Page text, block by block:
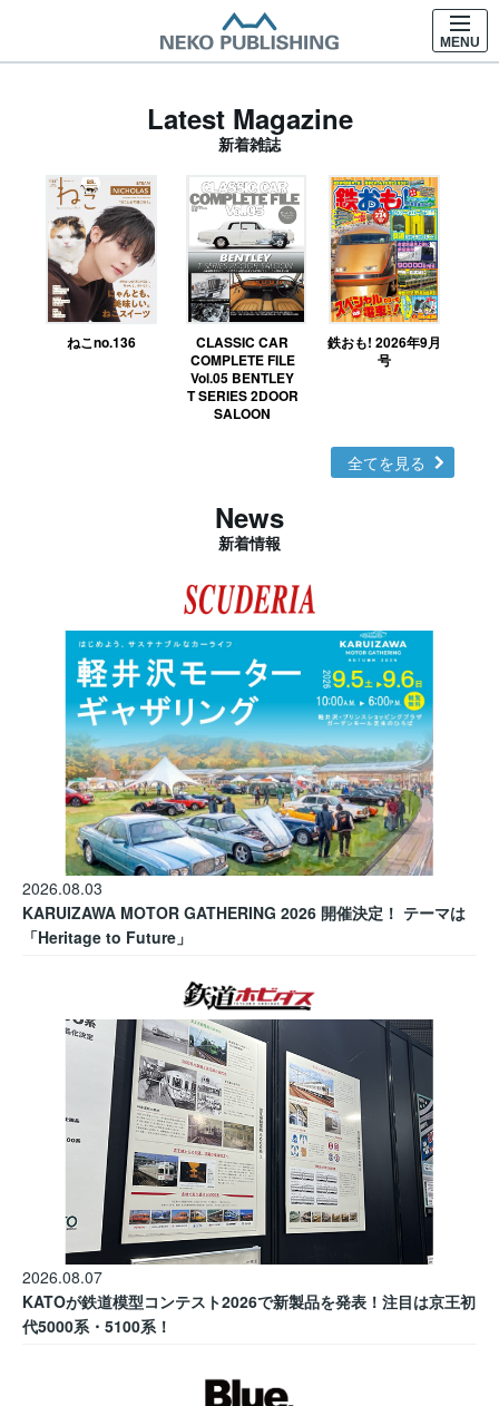
MENU
Latest Magazine
新着雑誌
ねこno.136
CLASSIC CAR
COMPLETE FILE
Vol.05 BENTLEY
T SERIES 2DOOR
SALOON
鉄おも! 2026年9月
号
全てを見る
News
新着情報
2026.08.03
KARUIZAWA MOTOR GATHERING 2026 開催決定！ テーマは
「Heritage to Future」
2026.08.07
KATOが鉄道模型コンテスト2026で新製品を発表！注目は京王初
代5000系・5100系！